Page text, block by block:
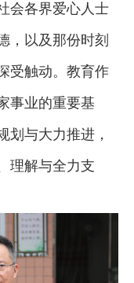
会各界爱心人士
，以及那份时刻
受触动。教育作
事业的重要基
划与大力推进，
理解与全力支